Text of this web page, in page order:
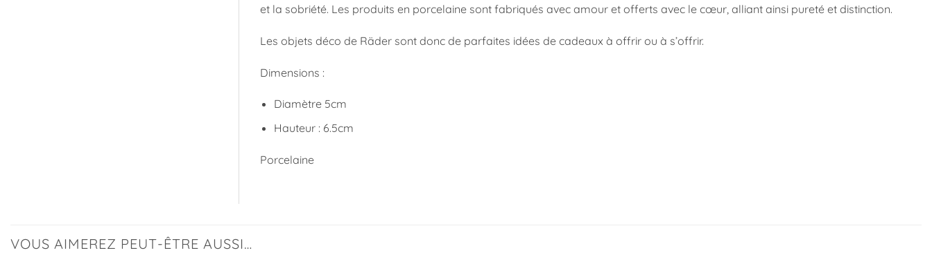
et la sobriété. Les produits en porcelaine sont fabriqués avec amour et offerts avec le cœur, alliant ainsi pureté et distinction.
Les objets déco de Räder sont donc de parfaites idées de cadeaux à offrir ou à s’offrir.
Dimensions :
Diamètre 5cm
Hauteur : 6.5cm
Porcelaine
VOUS AIMEREZ PEUT-ÊTRE AUSSI…